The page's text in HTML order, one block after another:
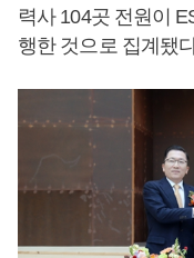
력사 104곳 전원이
행한 것으로 집계됐